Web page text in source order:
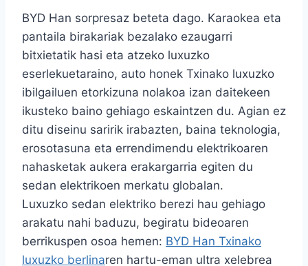
BYD Han sorpresaz beteta dago. Karaokea eta
pantaila birakariak bezalako ezaugarri
bitxietatik hasi eta atzeko luxuzko
eserlekuetaraino, auto honek Txinako luxuzko
ibilgailuen etorkizuna nolakoa izan daitekeen
ikusteko baino gehiago eskaintzen du. Agian ez
ditu diseinu saririk irabazten, baina teknologia,
erosotasuna eta errendimendu elektrikoaren
nahasketak aukera erakargarria egiten du
sedan elektrikoen merkatu globalan.
Luxuzko sedan elektriko berezi hau gehiago
arakatu nahi baduzu, begiratu bideoaren
berrikuspen osoa hemen: BYD Han Txinako
luxuzko berlinaren hartu-eman ultra xelebrea